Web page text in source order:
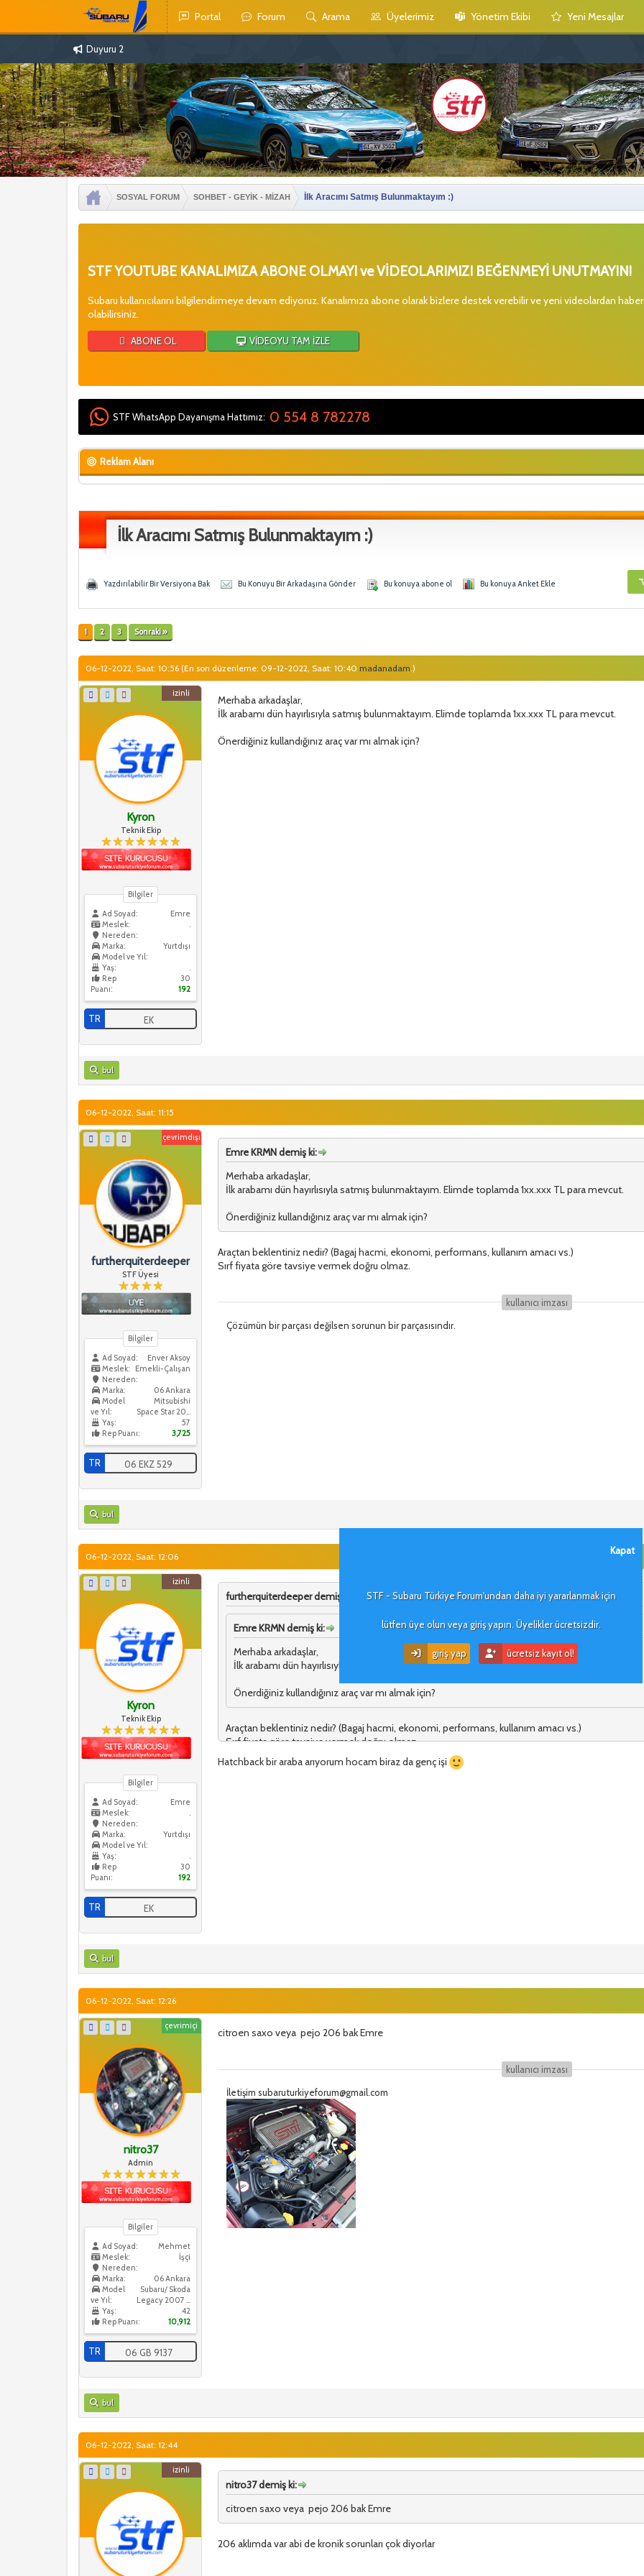
Portal Forum Arama Üyelerimiz Yönetim Ekibi Yeni Mesajlar
Duyuru 2
Kapat
STF - Subaru Türkiye Forum'undan daha iyi yararlanmak için
lütfen üye olun veya giriş yapın. Üyelikler ücretsizdir.
giriş yap ücretsiz kayıt ol!
SOSYAL FORUM SOHBET - GEYİK - MİZAH İlk Aracımı Satmış Bulunmaktayım :)
STF YOUTUBE KANALIMIZA ABONE OLMAYI ve VİDEOLARIMIZI BEĞENMEYİ UNUTMAYIN!
Subaru kullanıcılarını bilgilendirmeye devam ediyoruz. Kanalımıza abone olarak bizlere destek verebilir ve yeni videolardan
olabilirsiniz.
ABONE OL VİDEOYU TAM İZLE
STF WhatsApp Dayanışma Hattımız: 0 554 8 782278
Reklam Alanı
İlk Aracımı Satmış Bulunmaktayım :)
Yazdırılabilir Bir Versiyona Bak Bu Konuyu Bir Arkadaşına Gönder Bu konuya abone ol Bu konuya Anket Ekle
1 2 3 Sonraki »
06-12-2022, Saat: 10:56(En son düzenleme: 09-12-2022, Saat: 10:40madanadam .)
izinli
Kyron
Teknik Ekip
Bilgiler
Ad Soyad:
Emre
Meslek:
.
Nereden:
Yurtdışı
Marka:
Model ve Yıl:
.
Yaş:
30
Rep
Puanı:
192
TR EK
Merhaba arkadaşlar,
İlk arabamı dün hayırlısıyla satmış bulunmaktayım. Elimde toplamda 1xx.xxx TL para mevcut.
Önerdiğiniz kullandığınız araç var mı almak için?
bul
06-12-2022, Saat: 11:15
çevrimdışı
furtherquiterdeeper
STF Üyesi
Bilgiler
Ad Soyad:
Enver Aksoy
Meslek:
Emekli-Çalışan
Nereden:
06 Ankara
Marka:
Mitsubishi
Model
ve Yıl:
Space Star 2022
Yaş:
57
Rep Puanı:
3,725
TR 06 EKZ 529
Emre KRMN demiş ki:
Merhaba arkadaşlar,
İlk arabamı dün hayırlısıyla satmış bulunmaktayım. Elimde toplamda 1xx.xxx TL para mevcut.
Önerdiğiniz kullandığınız araç var mı almak için?
Araçtan beklentiniz nedir? (Bagaj hacmi, ekonomi, performans, kullanım amacı vs.)
Sırf fiyata göre tavsiye vermek doğru olmaz.
kullanıcı i̇mzası
Çözümün bir parçası değilsen sorunun bir parçasısındır.
bul
06-12-2022, Saat: 12:06
izinli
Kyron
Teknik Ekip
Bilgiler
Ad Soyad:
Emre
Meslek:
.
Nereden:
Yurtdışı
Marka:
Model ve Yıl:
.
Yaş:
30
Rep
Puanı:
192
TR EK
furtherquiterdeeper demiş ki:
Emre KRMN demiş ki:
Merhaba arkadaşlar,
İlk arabamı dün hayırlısıyla satmış bulunmaktayım. Elimde toplamda 1xx.xxx TL para mevcut.
Önerdiğiniz kullandığınız araç var mı almak için?
Araçtan beklentiniz nedir? (Bagaj hacmi, ekonomi, performans, kullanım amacı vs.)
Sırf fiyata göre tavsiye vermek doğru olmaz.
Hatchback bir araba arıyorum hocam biraz da genç işi
bul
06-12-2022, Saat: 12:26
çevrimiçi
nitro37
Admin
Bilgiler
Ad Soyad:
Mehmet
Meslek:
İşçi
Nereden:
06 Ankara
Marka:
Subaru/ Skoda
Model
ve Yıl:
Legacy 2007 / Skoda Octavia 2016
Yaş:
42
Rep Puanı:
10,912
TR 06 GB 9137
citroen saxo veya pejo 206 bak Emre
kullanıcı i̇mzası
İletişim subaruturkiyeforum@gmail.com
bul
06-12-2022, Saat: 12:44
izinli
nitro37 demiş ki:
citroen saxo veya pejo 206 bak Emre
206 aklımda var abi de kronik sorunları çok diyorlar